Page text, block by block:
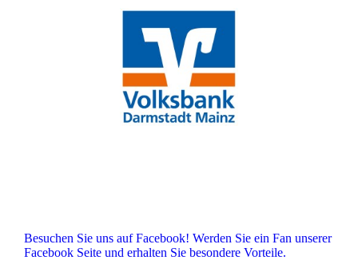
Besuchen Sie uns auf Facebook! Werden Sie ein Fan unserer
Facebook Seite und erhalten Sie besondere Vorteile.